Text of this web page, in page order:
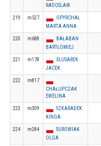
RADOSLAW
219 m527
OPYRCHAŁ
MARTA ANNA
220 m688
BAŁABAN
BARTŁOMIEJ
221 m178
ŚLUSAREK
JACEK
222
m817
CHAŁUPCZAK
EWELINA
223 m309
SZKARADEK
KINGA
224 m284
SUROWIAK
OLGA